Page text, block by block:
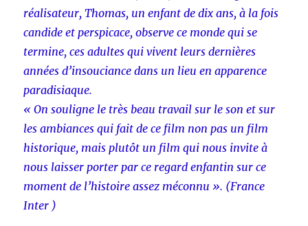
réalisateur, Thomas, un enfant de dix ans, à la fois
candide et perspicace, observe ce monde qui se
termine, ces adultes qui vivent leurs dernières
années d’insouciance dans un lieu en apparence
paradisiaque.
« On souligne le très beau travail sur le son et sur
les ambiances qui fait de ce film non pas un film
historique, mais plutôt un film qui nous invite à
nous laisser porter par ce regard enfantin sur ce
moment de l’histoire assez méconnu ». (France
Inter )